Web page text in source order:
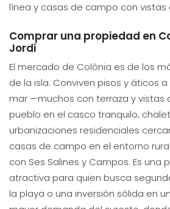
línea y casas de campo con vistas
Comprar una propiedad en
Jordi
El mercado de Colònia es de los
de la isla. Conviven pisos y áticos
mar —muchos con terraza y vistas
pueblo en el casco tranquilo,
urbanizaciones residenciales
casas de campo en el entorno
con Ses Salines y Campos. Es una
atractiva para quien busca
la playa o una inversión sólida en